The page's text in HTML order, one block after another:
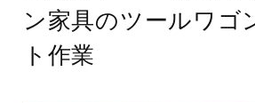
ン家具のツールワゴ
ト作業